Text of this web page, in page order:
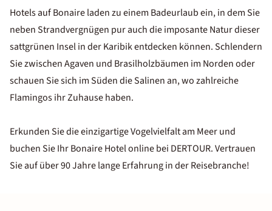
Hotels auf Bonaire laden zu einem Badeurlaub ein, in dem Sie
neben Strandvergnügen pur auch die imposante Natur dieser
sattgrünen Insel in der Karibik entdecken können. Schlendern
Sie zwischen Agaven und Brasilholzbäumen im Norden oder
schauen Sie sich im Süden die Salinen an, wo zahlreiche
Flamingos ihr Zuhause haben.
Erkunden Sie die einzigartige Vogelvielfalt am Meer und
buchen Sie Ihr Bonaire Hotel online bei DERTOUR. Vertrauen
Sie auf über 90 Jahre lange Erfahrung in der Reisebranche!